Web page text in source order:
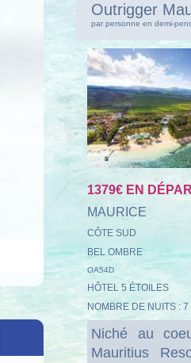
Outrigger
par personne en demi-
1379€ EN
MAURICE
CÔTE SUD
BEL OMBRE
OA54D
HÔTEL 5 ÉTOILES
NOMBRE DE NUITS :
Niché au
Mauritius